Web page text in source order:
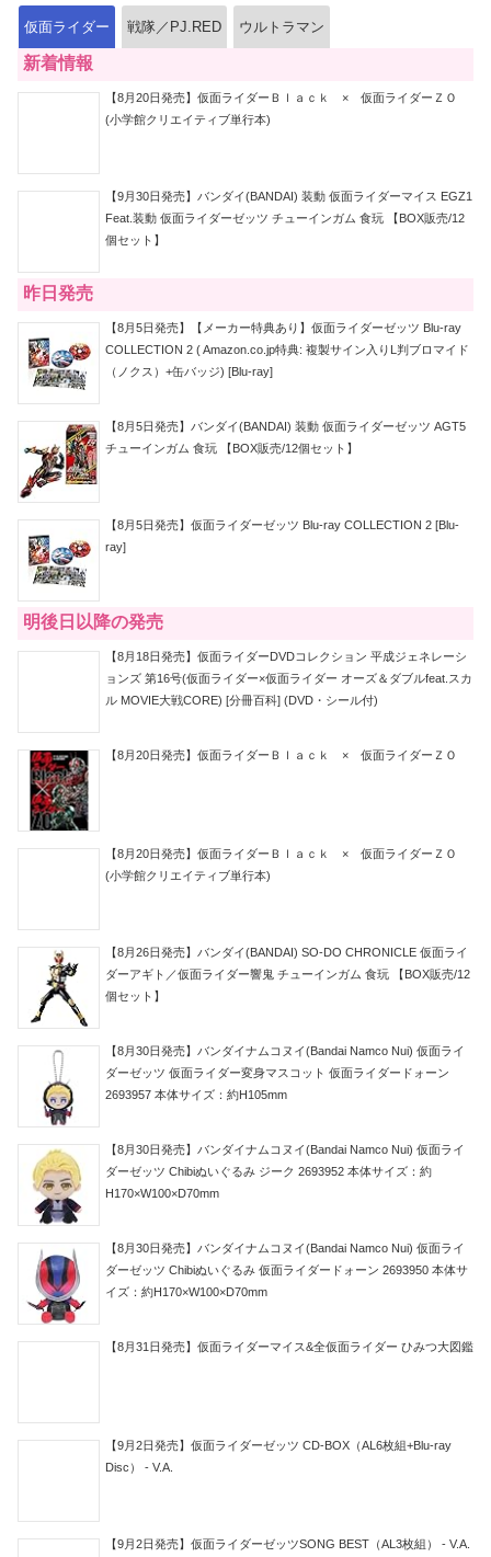
仮面ライダー 戦隊／PJ.RED ウルトラマン
新着情報
【8月20日発売】仮面ライダーＢｌａｃｋ × 仮面ライダーＺＯ
(小学館クリエイティブ単行本)
【9月30日発売】バンダイ(BANDAI) 装動 仮面ライダーマイス EGZ1
Feat.装動 仮面ライダーゼッツ チューインガム 食玩 【BOX販売/12
個セット】
昨日発売
【8月5日発売】【メーカー特典あり】仮面ライダーゼッツ Blu-ray
COLLECTION 2 ( Amazon.co.jp特典: 複製サイン入りL判ブロマイド
（ノクス）+缶バッジ) [Blu-ray]
【8月5日発売】バンダイ(BANDAI) 装動 仮面ライダーゼッツ AGT5
チューインガム 食玩 【BOX販売/12個セット】
【8月5日発売】仮面ライダーゼッツ Blu-ray COLLECTION 2 [Blu-
ray]
明後日以降の発売
【8月18日発売】仮面ライダーDVDコレクション 平成ジェネレーシ
ョンズ 第16号(仮面ライダー×仮面ライダー オーズ＆ダブルfeat.スカ
ル MOVIE大戦CORE) [分冊百科] (DVD・シール付)
【8月20日発売】仮面ライダーＢｌａｃｋ × 仮面ライダーＺＯ
【8月20日発売】仮面ライダーＢｌａｃｋ × 仮面ライダーＺＯ
(小学館クリエイティブ単行本)
【8月26日発売】バンダイ(BANDAI) SO-DO CHRONICLE 仮面ライ
ダーアギト／仮面ライダー響鬼 チューインガム 食玩 【BOX販売/12
個セット】
【8月30日発売】バンダイナムコヌイ(Bandai Namco Nui) 仮面ライ
ダーゼッツ 仮面ライダー変身マスコット 仮面ライダードォーン
2693957 本体サイズ：約H105mm
【8月30日発売】バンダイナムコヌイ(Bandai Namco Nui) 仮面ライ
ダーゼッツ Chibiぬいぐるみ ジーク 2693952 本体サイズ：約
H170×W100×D70mm
【8月30日発売】バンダイナムコヌイ(Bandai Namco Nui) 仮面ライ
ダーゼッツ Chibiぬいぐるみ 仮面ライダードォーン 2693950 本体サ
イズ：約H170×W100×D70mm
【8月31日発売】仮面ライダーマイス&全仮面ライダー ひみつ大図鑑
【9月2日発売】仮面ライダーゼッツ CD-BOX（AL6枚組+Blu-ray
Disc） - V.A.
【9月2日発売】仮面ライダーゼッツSONG BEST（AL3枚組） - V.A.